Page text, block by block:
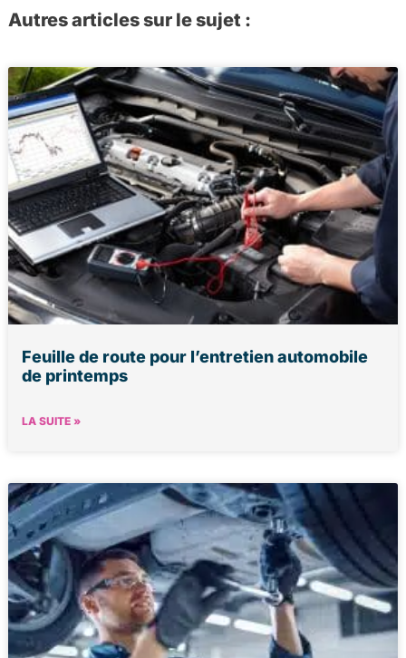
Autres articles sur le sujet :
Feuille de route pour l’entretien automobile
de printemps
LA SUITE »